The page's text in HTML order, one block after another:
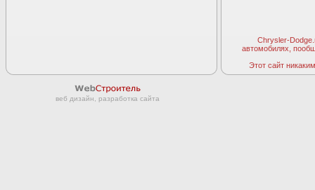
Chrysler-
автомобилях,
Этот сайт
веб дизайн, разработка сайта